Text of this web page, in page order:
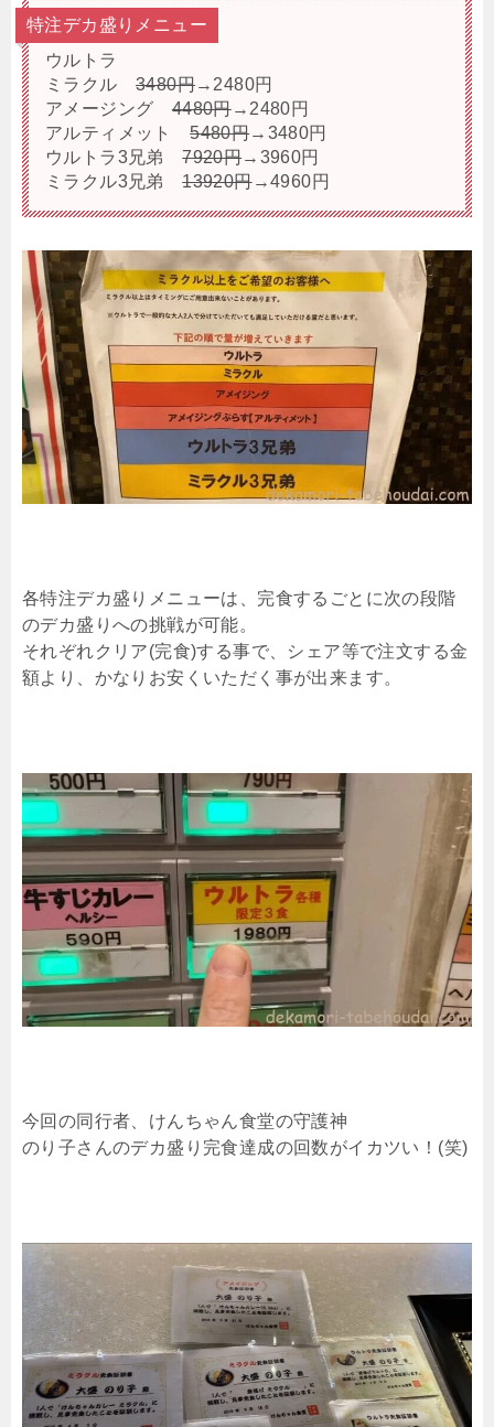
特注デカ盛りメニュー
ウルトラ
ミラクル 3480円→2480円
アメージング4480円→2480円
アルティメット5480円→3480円
ウルトラ3兄弟7920円→3960円
ミラクル3兄弟13920円→4960円
各特注デカ盛りメニューは、完食するごとに次の段階
のデカ盛りへの挑戦が可能。
それぞれクリア(完食)する事で、シェア等で注文する金
額より、かなりお安くいただく事が出来ます。
今回の同行者、けんちゃん食堂の守護神
のり子さんのデカ盛り完食達成の回数がイカツい！(笑)